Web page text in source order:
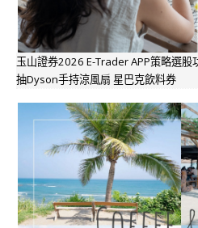
玉山證券2026 E-Trader APP策略選
抽Dyson手持涼風扇 星巴克飲料券